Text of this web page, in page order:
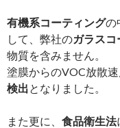
有機系コーティングの
して、弊社のガラス
物質を含みません。
塗膜からのVOC放散
検出 となりました。
また更に、 食品衛生法